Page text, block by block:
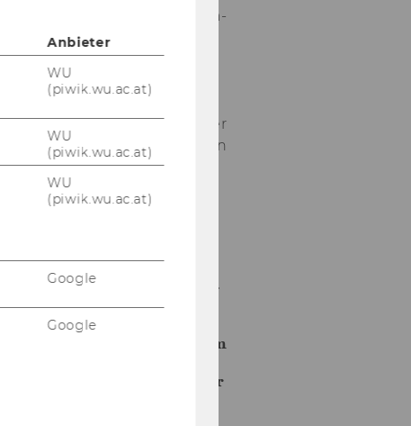
die In­ter­na­
rung des
Rechts an
der WU
Wien, wo er
im Rah­men
eines…
Vortrag
von Univ-
Prof. Dr.
Froese am
November
Anbieter
WU
(piwik.wu.ac.at)
WU
(piwik.wu.ac.at)
WU
(piwik.wu.ac.at)
Google
Google